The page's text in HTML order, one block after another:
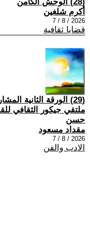
أكرم شلغين
2026 / 8 / 7
قضايا ثقافية
(29) الورقة الثانية
ملتقي جيكور الثقافي
حسن
مقداد مسعود
2026 / 8 / 7
الادب والفن